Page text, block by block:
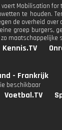
Mobilisation
te houden.
de overheid
groep burgers,
maatschappelijke
Kennis.TV
- Frankrijk
beschikbaar
Voetbal.TV